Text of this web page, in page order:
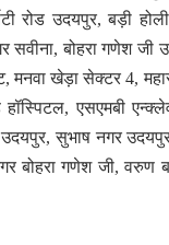
रोड उदयपुर, बड़ी
बोहरा गणेश जी
मनवा खेड़ा सेक्टर 4,
एसएमबी
सुभाष नगर
बोहरा गणेश जी, वरुण